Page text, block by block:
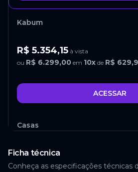
Kabum
R$ 5.354,15 à vista
ou R$ 6.299,00 em 10x de R$
ACESSAR
Casas
R$ 5.399,00 à vista
Ficha técnica
Conheça as especificações técnicas